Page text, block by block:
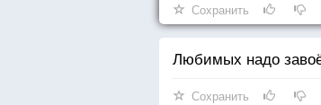
Сохранить
Любимых надо
Сохранить